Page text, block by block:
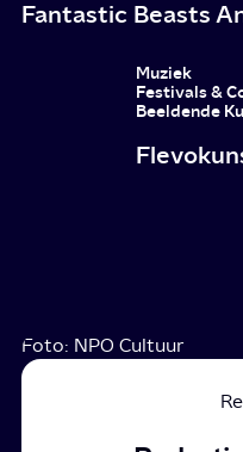
Fantastic Beasts
Muziek
Festivals &
Beeldende
Foto: NPO Cultuur